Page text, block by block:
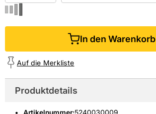
In den Warenkorb
Auf die Merkliste
Produktdetails
Artikelnummer:5240030009